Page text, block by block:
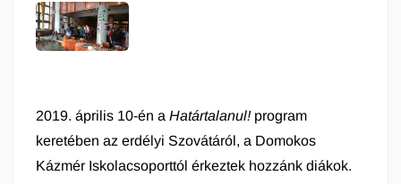
2019. április 10-én a Határtalanul! program
keretében az erdélyi Szovátáról, a Domokos
Kázmér Iskolacsoporttól érkeztek hozzánk diákok.